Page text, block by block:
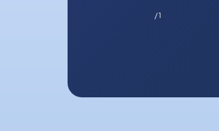
/ 1